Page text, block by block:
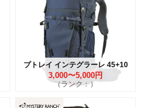
プトレイ インテグラーレ 45+10
3,000〜5,000円
（ランク：）